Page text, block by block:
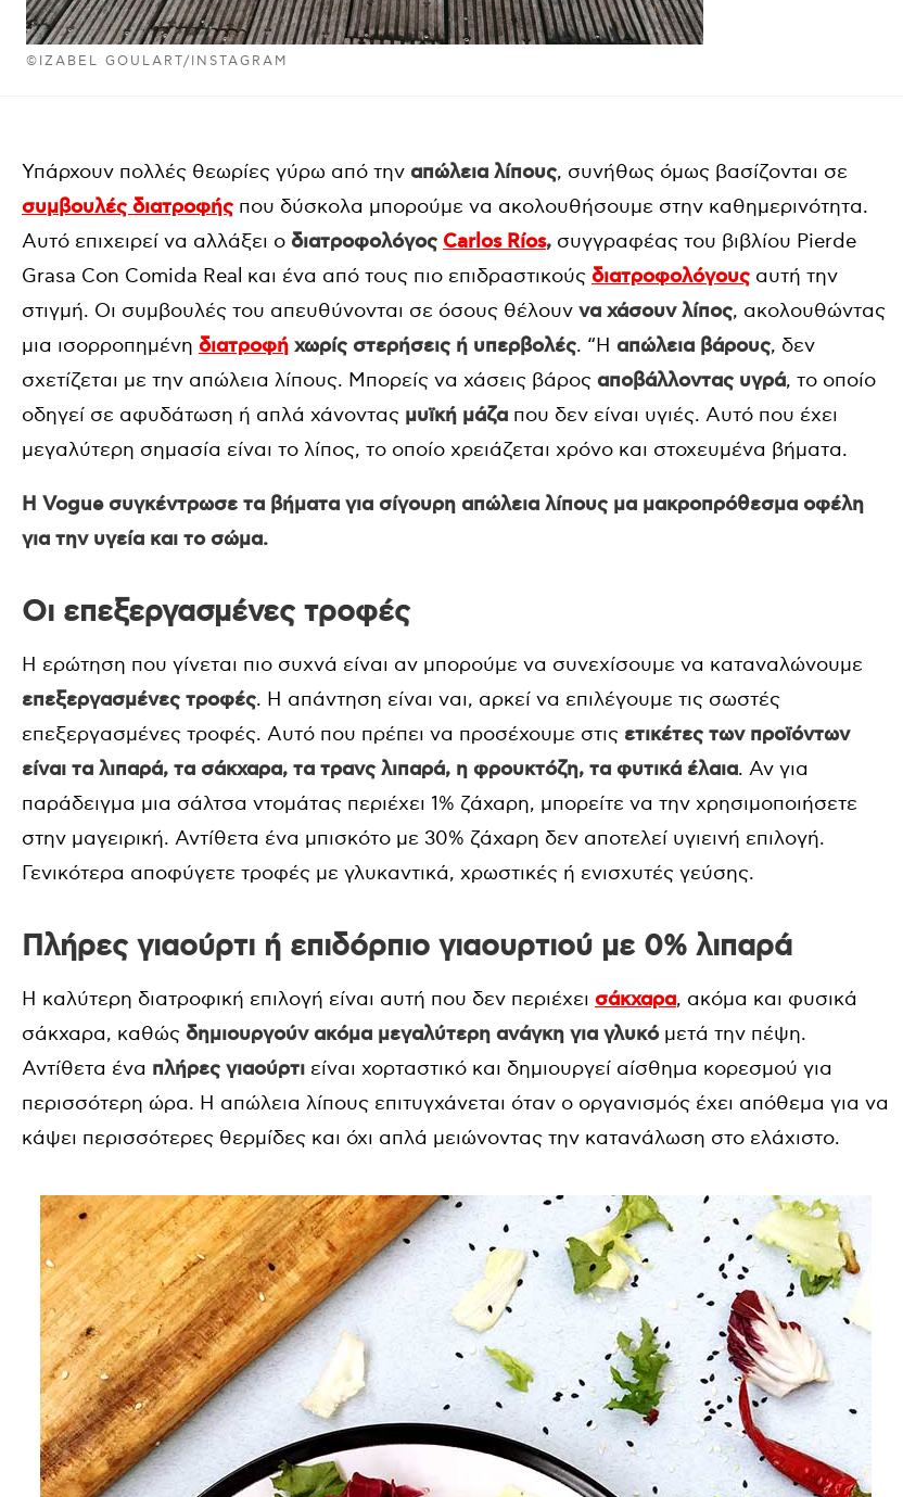
©IZABEL GOULART/INSTAGRAM
Υπάρχουν πολλές θεωρίες γύρω από την απώλεια λίπους, συνήθως όμως βασίζονται σε
συμβουλές διατροφής που δύσκολα μπορούμε να ακολουθήσουμε στην καθημερινότητα.
Αυτό επιχειρεί να αλλάξει ο διατροφολόγος Carlos Ríos, συγγραφέας του βιβλίου Pierde
Grasa Con Comida Real και ένα από τους πιο επιδραστικούς διατροφoλόγους αυτή την
στιγμή. Οι συμβουλές του απευθύνονται σε όσους θέλουν να χάσουν λίπος, ακολουθώντας
μια ισορροπημένη διατροφή χωρίς στερήσεις ή υπερβολές. “Η απώλεια βάρους, δεν
σχετίζεται με την απώλεια λίπους. Μπορείς να χάσεις βάρος αποβάλλοντας υγρά, το οποίο
οδηγεί σε αφυδάτωση ή απλά χάνοντας μυϊκή μάζα που δεν είναι υγιές. Αυτό που έχει
μεγαλύτερη σημασία είναι το λίπος, το οποίο χρειάζεται χρόνο και στοχευμένα βήματα.
Η Vogue συγκέντρωσε τα βήματα για σίγουρη απώλεια λίπους μα μακροπρόθεσμα οφέλη
για την υγεία και το σώμα.
Οι επεξεργασμένες τροφές
Η ερώτηση που γίνεται πιο συχνά είναι αν μπορούμε να συνεχίσουμε να καταναλώνουμε
επεξεργασμένες τροφές. Η απάντηση είναι ναι, αρκεί να επιλέγουμε τις σωστές
επεξεργασμένες τροφές. Αυτό που πρέπει να προσέχουμε στις ετικέτες των προϊόντων
είναι τα λιπαρά, τα σάκχαρα, τα τρανς λιπαρά, η φρουκτόζη, τα φυτικά έλαια. Αν για
παράδειγμα μια σάλτσα ντομάτας περιέχει 1% ζάχαρη, μπορείτε να την χρησιμοποιήσετε
στην μαγειρική. Αντίθετα ένα μπισκότο με 30% ζάχαρη δεν αποτελεί υγιεινή επιλογή.
Γενικότερα αποφύγετε τροφές με γλυκαντικά, χρωστικές ή ενισχυτές γεύσης.
Πλήρες γιαούρτι ή επιδόρπιο γιαουρτιού με 0% λιπαρά
Η καλύτερη διατροφική επιλογή είναι αυτή που δεν περιέχει σάκχαρα, ακόμα και φυσικά
σάκχαρα, καθώς δημιουργούν ακόμα μεγαλύτερη ανάγκη για γλυκόμετά την πέψη.
Αντίθετα ένα πλήρες γιαούρτι είναι χορταστικό και δημιουργεί αίσθημα κορεσμού για
περισσότερη ώρα. Η απώλεια λίπους επιτυγχάνεται όταν ο οργανισμός έχει απόθεμα για να
κάψει περισσότερες θερμίδες και όχι απλά μειώνοντας την κατανάλωση στο ελάχιστο.